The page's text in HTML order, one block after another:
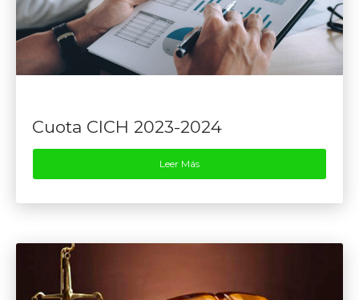
Cuota CICH 2023-2024
Leer Más